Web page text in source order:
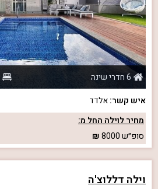
6 חדרי שינה
איש קשר:אלדד
מחיר לוילה החל מ:
סופ״ש8000
וילה דללוצ'ה